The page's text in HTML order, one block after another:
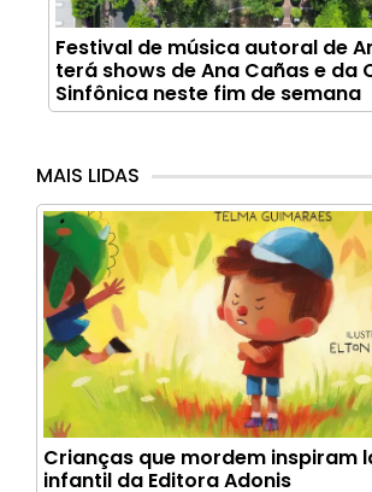
Festival de música autoral de
terá shows de Ana Cañas e da
Sinfônica neste fim de semana
MAIS LIDAS
Crianças que mordem inspiram
infantil da Editora Adonis